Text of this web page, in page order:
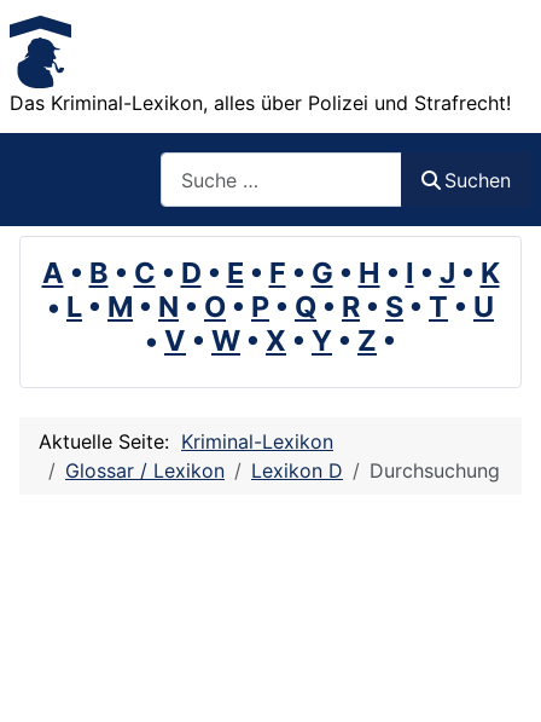
Das Kriminal-Lexikon, alles über Polizei und Strafrecht!
Suchen
A • B • C • D • E • F • G • H • I • J • K
• L • M • N • O • P • Q • R • S • T • U
• V • W • X • Y • Z •
Aktuelle Seite: Kriminal-Lexikon
Glossar / Lexikon
Lexikon D Durchsuchung